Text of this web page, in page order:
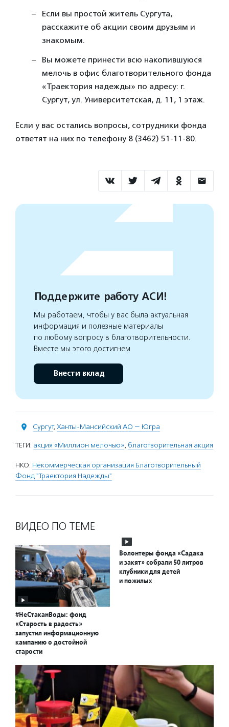
Если вы простой житель Сургута,
расскажите об акции своим друзьям и
знакомым.⠀
Вы можете принести всю накопившуюся
мелочь в офис благотворительного фонда
«Траектория надежды» по адресу: г.
Сургут, ул. Университетская, д. 11, 1 этаж.
Если у вас остались вопросы, сотрудники фонда
ответят на них по телефону 8 (3462) 51-11-80.
Поддержите работу АСИ!
Мы работаем, чтобы у вас была актуальная
информация и полезные материалы
по любому вопросу в благотворительности.
Вместе мы этого достигнем
Внести вклад
Сургут, Ханты-Мансийский АО — Югра
ТЕГИ: акция «Миллион мелочью», благотворительная акция
НКО: Некоммерческая организация Благотворительный
Фонд "Траектория Надежды"
ВИДЕО ПО ТЕМЕ
#НеСтаканВоды: фонд
«Старость в радость»
запустил информационную
кампанию о достойной
старости
Волонтеры фонда «Садака
и закят» собрали 50 литров
клубники для детей
и пожилых